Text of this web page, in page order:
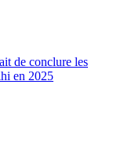
de conclure les
en 2025